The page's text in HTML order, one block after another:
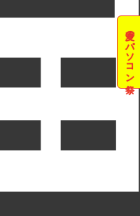
夏のパソコン祭